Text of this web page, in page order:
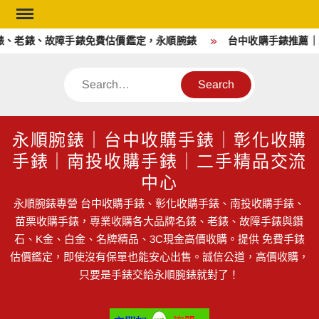
Skip
to
content
、故障手錶免費估價鑑定，永順腕錶 台中收購手錶推薦｜永
Search
永順腕錶｜台中收購手錶｜彰化收購
手錶｜南投收購手錶｜二手精品交流
中心
永順腕錶專營 台中收購手錶、彰化收購手錶、南投收購手錶、
苗栗收購手錶，專業收購各大品牌名錶、老錶、故障手錶與鑽
石、K金、白金、名牌精品、3C現金高價收購。提供 免費手錶
估價鑑定，即使沒有保單也能安心出售。誠信公道，高價收購，
只要是手錶交給永順腕錶就對了！